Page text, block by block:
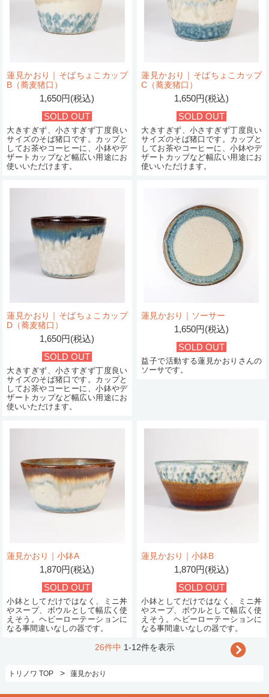
蓮見かおり｜そばちょこカップ
B（蕎麦猪口）
1,650円(税込)
SOLD OUT
大きすぎず、小さすぎず丁度良い
サイズのそば猪口です。カップと
してお茶やコーヒーに、小鉢やデ
ザートカップなど幅広い用途にお
使いいただけます。
蓮見かおり｜そばちょこカップ
C（蕎麦猪口）
1,650円(税込)
SOLD OUT
大きすぎず、小さすぎず丁度良い
サイズのそば猪口です。カップと
してお茶やコーヒーに、小鉢やデ
ザートカップなど幅広い用途にお
使いいただけます。
蓮見かおり｜そばちょこカップ
D（蕎麦猪口）
1,650円(税込)
SOLD OUT
大きすぎず、小さすぎず丁度良い
サイズのそば猪口です。カップと
してお茶やコーヒーに、小鉢やデ
ザートカップなど幅広い用途にお
使いいただけます。
蓮見かおり｜ソーサー
1,650円(税込)
SOLD OUT
益子で活動する蓮見かおりさんの
ソーサです。
蓮見かおり｜小鉢A
1,870円(税込)
SOLD OUT
小鉢としてだけではなく、ミニ丼
やスープ、ボウルとして幅広く使
えそう。ヘビーローテーションに
なる事間違いなしの器です。
蓮見かおり｜小鉢B
1,870円(税込)
SOLD OUT
小鉢としてだけではなく、ミニ丼
やスープ、ボウルとして幅広く使
えそう。ヘビーローテーションに
なる事間違いなしの器です。
26件中 1-12件を表示
トリノワ TOP > 蓮見かおり